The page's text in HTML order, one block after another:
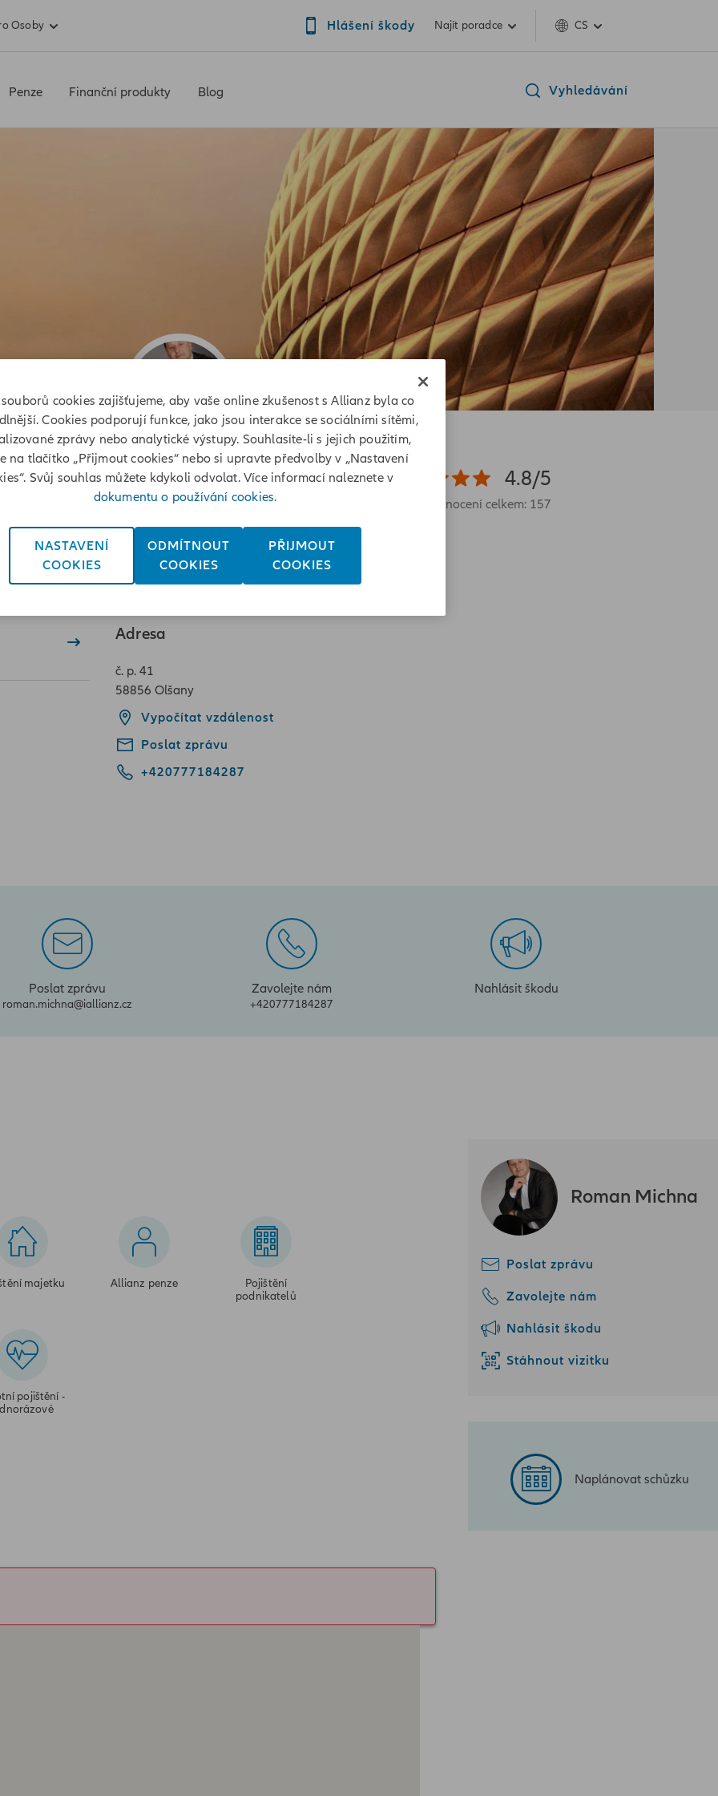
Osoby Hlášení škody Najít poradce CS
Penze Finanční produkty Blog Vyhledávání
4.8/5
Hodnocení celkem: 157
Adresa
č. p. 41
58856 Olšany
Vypočítat vzdálenost
Poslat zprávu
+420777184287
Poslat zprávu
roman.michna@iallianz.cz
Zavolejte nám
+420777184287
Nahlásit škodu
Roman Michna
Poslat zprávu
Zavolejte nám
Nahlásit škodu
Stáhnout vizitku
Naplánovat schůzku
majetku Allianz penze
Pojištění
podnikatelů
pojištění -
cookies zajišťujeme, aby vaše online zkušenost s Allianz byla co
Cookies podporují funkce, jako jsou interakce se sociálními sítěmi,
zprávy nebo analytické výstupy. Souhlasíte-li s jejich použitím,
na tlačítko „Přijmout cookies“ nebo si upravte předvolby v „Nastavení
Svůj souhlas můžete kdykoli odvolat. Více informací naleznete v
dokumentu o používání cookies.
NASTAVENÍ
COOKIES
ODMÍTNOUT
COOKIES
PŘIJMOUT
COOKIES